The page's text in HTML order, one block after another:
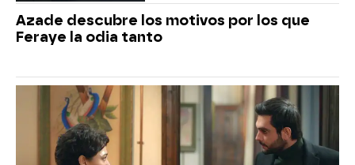
Azade descubre los motivos por los que
Feraye la odia tanto